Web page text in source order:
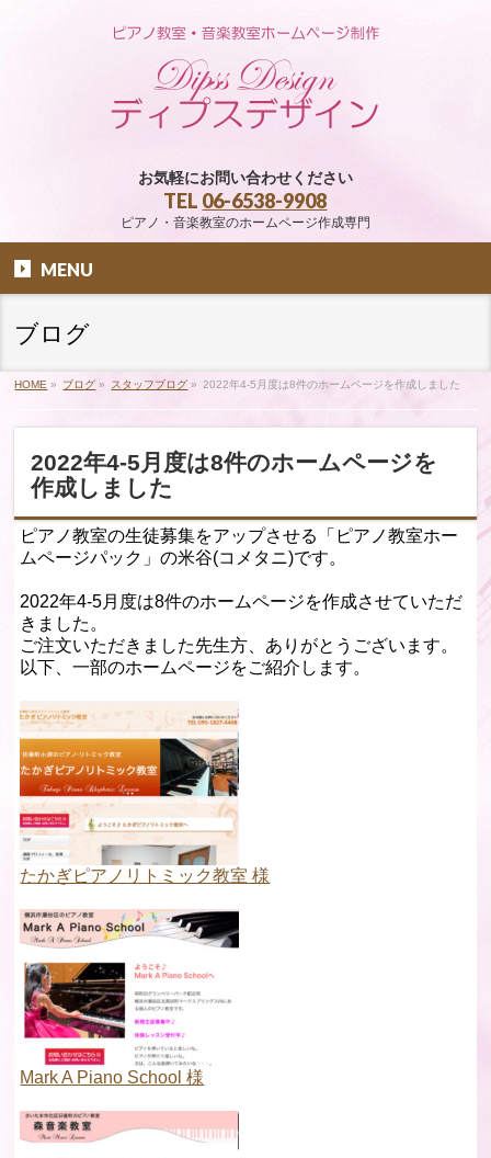
お気軽にお問い合わせください
TEL 06-6538-9908
ピアノ・音楽教室のホームページ作成専門
MENU
ブログ
HOME » ブログ » スタッフブログ » 2022年4-5月度は8件のホームページを作成しました
2022年4-5月度は8件のホームページを
作成しました
ピアノ教室の生徒募集をアップさせる「ピアノ教室ホー
ムページパック」の米谷(コメタニ)です。
2022年4-5月度は8件のホームページを作成させていただ
きました。
ご注文いただきました先生方、ありがとうございます。
以下、一部のホームページをご紹介します。
たかぎピアノリトミック教室 様
Mark A Piano School 様